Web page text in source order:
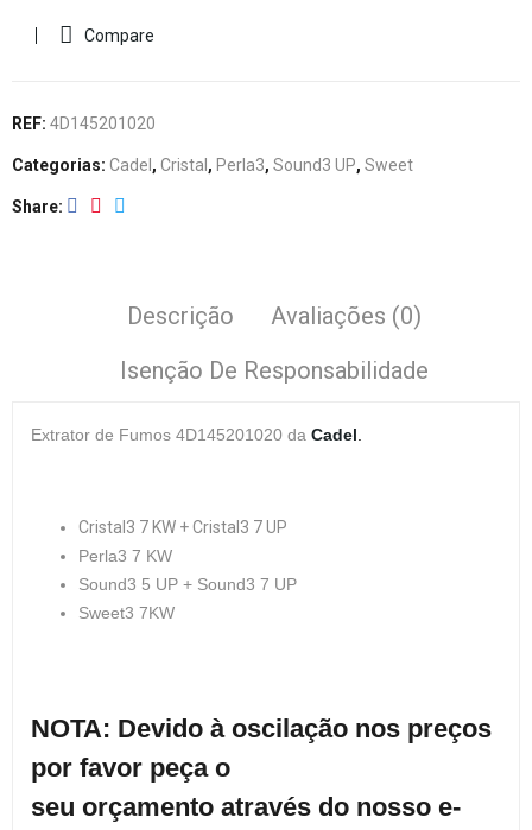
Compare
REF: 4D145201020
Categorias: Cadel , Cristal , Perla3, Sound3 UP, Sweet
Share
Descrição
Avaliações (0)
Isenção De Responsabilidade
Extrator de Fumos 4D145201020 da Cadel
Cristal3 7 KW + Cristal3 7 UP
Perla3 7 KW
Sound3 5 UP + Sound3 7 UP
Sweet3 7KW
NOTA: Devido à oscilação nos preços
por favor peça o
seu orçamento através do nosso e-